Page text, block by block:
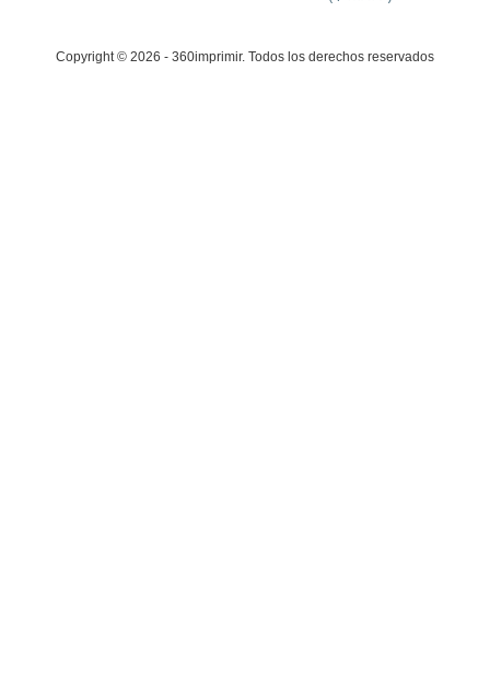
Copyright © 2026 - 360imprimir. Todos los derechos reservados